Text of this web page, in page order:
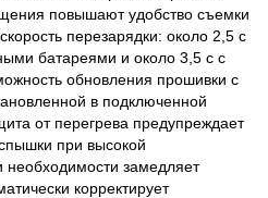
повышают удобство съемки
перезарядки: около 2,5 с
батареями и около 3,5 с с
обновления прошивки с
в подключенной
от перегрева предупреждает
при высокой
необходимости замедляет
корректирует